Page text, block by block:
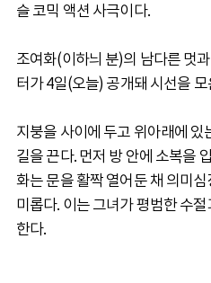
슬 코믹 액션 사극이다.
조여화(이하늬 분)의 남다른 멋
터가 4일(오늘) 공개돼 시선을 모
지붕을 사이에 두고 위아래에
길을 끈다. 먼저 방 안에 소복을
화는 문을 활짝 열어둔 채 의미
미롭다. 이는 그녀가 평범한 수
한다.